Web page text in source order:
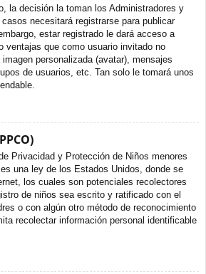
la decisión la toman los Administradores y
necesitará registrarse para publicar
estar registrado le dará acceso a
ventajas que como usuario invitado no
personalizada (avatar), mensajes
de usuarios, etc. Tan solo le tomará unos
Privacidad y Protección de Niños menores
una ley de los Estados Unidos, donde se
los cuales son potenciales recolectores
de niños sea escrito y ratificado con el
o con algún otro método de reconocimiento
recolectar información personal identificable